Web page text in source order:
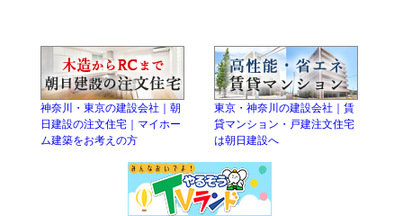
神奈川・東京の建設会社｜朝
日建設の注文住宅｜マイホー
ム建築をお考えの方
東京・神奈川の建設会社｜賃
貸マンション・戸建注文住宅
は朝日建設へ